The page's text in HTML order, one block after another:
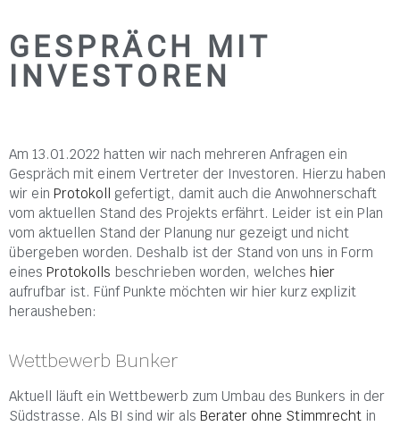
GESPRÄCH MIT
INVESTOREN
Am 13.01.2022 hatten wir nach mehreren Anfragen ein
Gespräch mit einem Vertreter der Investoren. Hierzu haben
wir ein Protokoll gefertigt, damit auch die Anwohnerschaft
vom aktuellen Stand des Projekts erfährt. Leider ist ein Plan
vom aktuellen Stand der Planung nur gezeigt und nicht
übergeben worden. Deshalb ist der Stand von uns in Form
eines Protokolls beschrieben worden, welches hier
aufrufbar ist. Fünf Punkte möchten wir hier kurz explizit
herausheben:
Wettbewerb Bunker
Aktuell läuft ein Wettbewerb zum Umbau des Bunkers in der
Südstrasse. Als BI sind wir als Berater ohne Stimmrecht in